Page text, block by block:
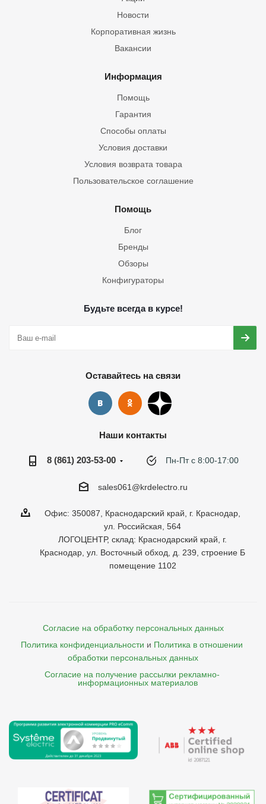
Новости
Корпоративная жизнь
Вакансии
Информация
Помощь
Гарантия
Способы оплаты
Условия доставки
Условия возврата товара
Пользовательское соглашение
Помощь
Блог
Бренды
Обзоры
Конфигураторы
Будьте всегда в курсе!
Оставайтесь на связи
Наши контакты
8 (861) 203-53-00 Пн-Пт с 8:00-17:00
sales061@krdelectro.ru
Офис: 350087, Краснодарский край, г. Краснодар,
ул. Российская, 564
ЛОГОЦЕНТР, склад: Краснодарский край, г.
Краснодар, ул. Восточный обход, д. 239, строение Б
помещение 1102
Согласие на обработку персональных данных
Политика конфиденциальности и Политика в отношении
обработки персональных данных
Согласие на получение рассылки рекламно-
    информационных материалов